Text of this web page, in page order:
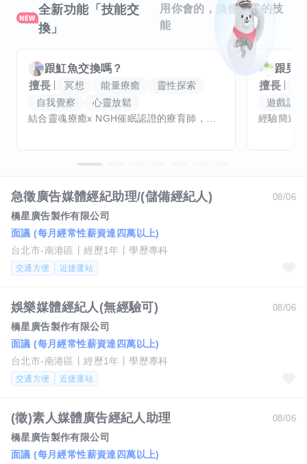
全新功能「技能交
換」
用你會的，換你想學的技
能
跟魟魚交換嗎？
擅長
冥想 能量療癒
靈性探索
自我覺察
心靈放鬆
跟男
擅長
遊戲設計
08/06
急徵廣告媒體經紀助理/(儲備經紀人)
橋星廣告製作有限公司
面議 (每月經常性薪資達四萬以上)
台北市-南港區
經歷1年 學歷專科
交通方便 近捷運站
08/06
娛樂媒體經紀人(無經驗可)
橋星廣告製作有限公司
面議 (每月經常性薪資達四萬以上)
台北市-南港區
經歷1年 學歷專科
交通方便 近捷運站
08/06
(徵)素人媒體廣告經紀人助理
橋星廣告製作有限公司
面議 (每月經常性薪資達四萬以上)